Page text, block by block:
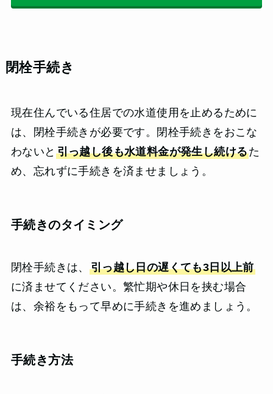
閉栓手続き
現在住んでいる住居での水道使用を止めるために
は、閉栓手続きが必要です。閉栓手続きをおこな
わないと 引っ越し後も水道料金が発生し続けるた
め、忘れずに手続きを済ませましょう。
手続きのタイミング
閉栓手続きは、 引っ越し日の遅くても3日以上前
に済ませてください。繁忙期や休日を挟む場合
は、余裕をもって早めに手続きを進めましょう。
手続き方法